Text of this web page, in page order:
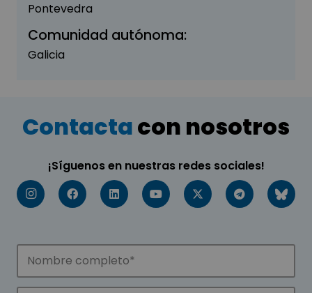
Pontevedra
Comunidad autónoma:
Galicia
Contactacon nosotros
¡Síguenos en nuestras redes sociales!